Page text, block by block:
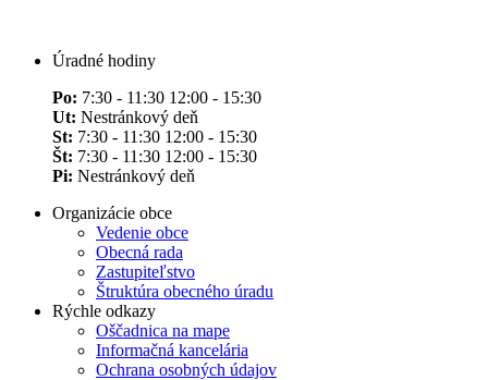
Úradné hodiny
Po: 7:30 - 11:30 12:00 - 15:30
Ut: Nestránkový deň
St: 7:30 - 11:30 12:00 - 15:30
Št: 7:30 - 11:30 12:00 - 15:30
Pi: Nestránkový deň
Organizácie obce
Vedenie obce
Obecná rada
Zastupiteľstvo
Štruktúra obecného úradu
Rýchle odkazy
Oščadnica na mape
Informačná kancelária
Ochrana osobných údajov